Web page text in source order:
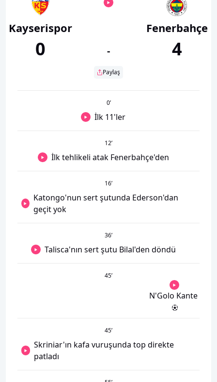
Kayserispor
0 -
Paylaş
Fenerbahçe
4
0’
İlk 11'ler
12’
İlk tehlikeli atak Fenerbahçe'den
16’
Katongo'nun sert şutunda Ederson'dan
geçit yok
36’
Talisca'nın sert şutu Bilal'den döndü
45’
N'Golo Kante
45’
Skriniar'ın kafa vuruşunda top direkte
patladı